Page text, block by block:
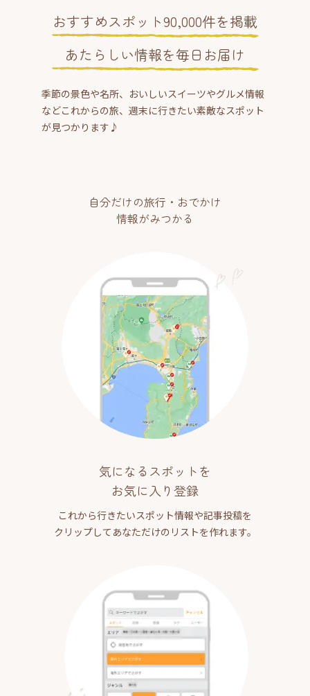
おすすめスポット90,000件を掲載
あたらしい情報を毎日お届け
季節の景色や名所、おいしいスイーツやグルメ情報
などこれからの旅、週末に行きたい素敵なスポット
が見つかります♪
自分だけの旅行・おでかけ
情報がみつかる
気になるスポットを
お気に入り登録
これから行きたいスポット情報や記事投稿を
クリップしてあなただけのリストを作れます。